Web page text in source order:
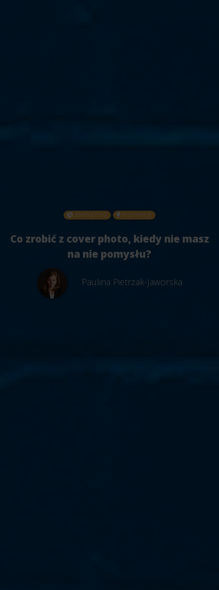
MARKETING INSPIRACJE
Co zrobić z cover photo, kiedy nie masz
na nie pomysłu?
Paulina Pietrzak-Jaworska